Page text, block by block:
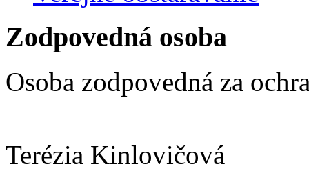
Zodpovedná osoba
Osoba zodpovedná za
Terézia Kinlovičová